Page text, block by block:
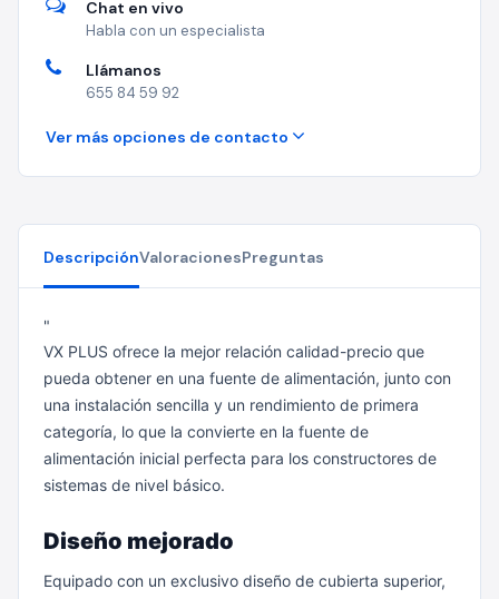
Chat en vivo
Habla con un especialista
Llámanos
655 84 59 92
Ver más opciones de contacto
DescripciónValoracionesPreguntas
"
VX PLUS ofrece la mejor relación calidad-precio que
pueda obtener en una fuente de alimentación, junto con
una instalación sencilla y un rendimiento de primera
categoría, lo que la convierte en la fuente de
alimentación inicial perfecta para los constructores de
sistemas de nivel básico.
Diseño mejorado
Equipado con un exclusivo diseño de cubierta superior,